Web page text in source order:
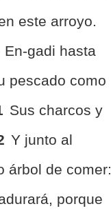
este arroyo.
gadi hasta
pescado como
Sus charcos y
Y junto al
árbol de comer:
porque